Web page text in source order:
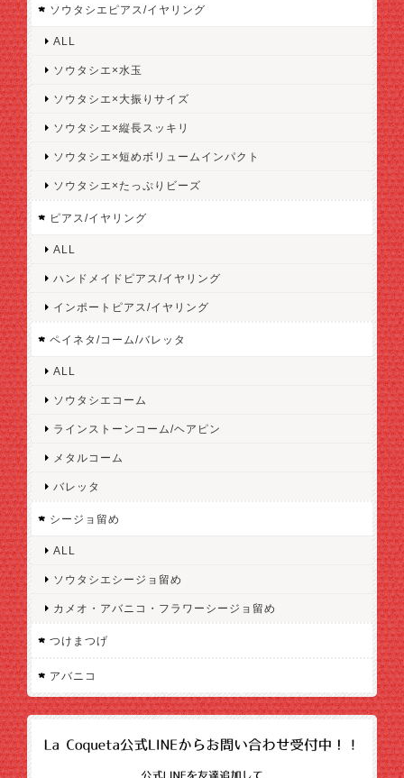
ソウタシエピアス/イヤリング
ALL
ソウタシエ×水玉
ソウタシエ×大振りサイズ
ソウタシエ×縦長スッキリ
ソウタシエ×短めボリュームインパクト
ソウタシエ×たっぷりビーズ
ピアス/イヤリング
ALL
ハンドメイドピアス/イヤリング
インポートピアス/イヤリング
ペイネタ/コーム/バレッタ
ALL
ソウタシエコーム
ラインストーンコーム/ヘアピン
メタルコーム
バレッタ
シージョ留め
ALL
ソウタシエシージョ留め
カメオ・アバニコ・フラワーシージョ留め
つけまつげ
アバニコ